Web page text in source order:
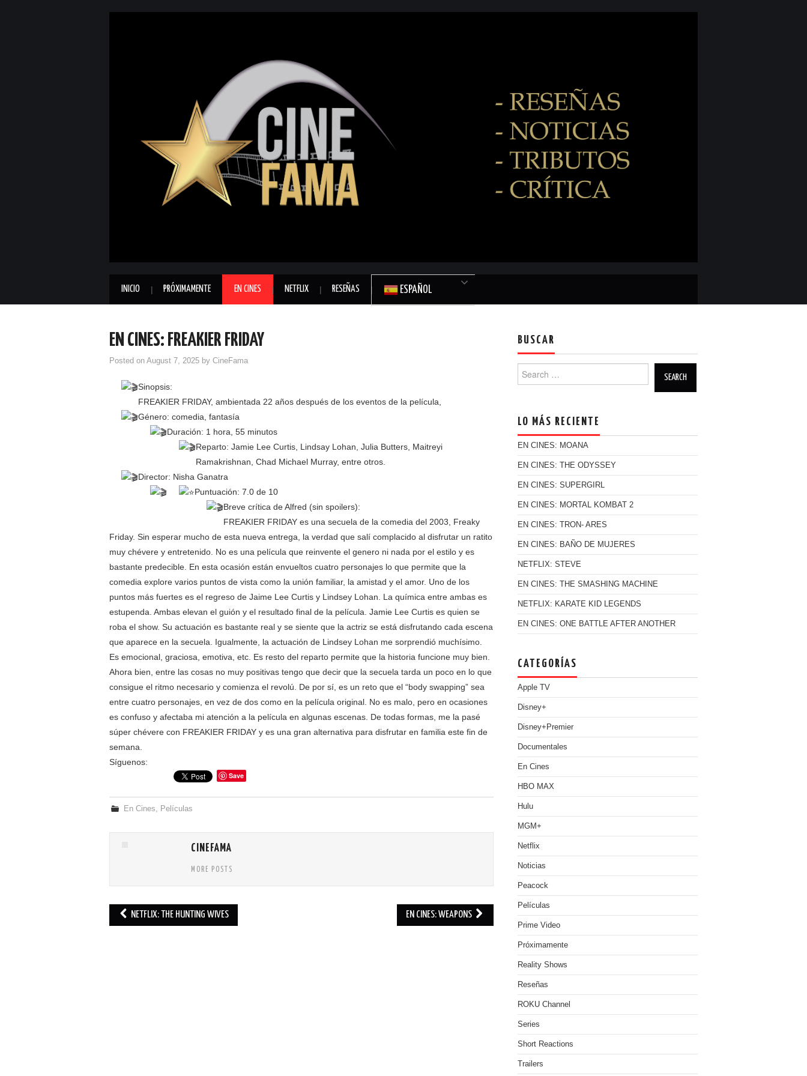
INICIO PRÓXIMAMENTE EN CINES NETFLIX RESEÑAS ESPAÑOL
EN CINES: FREAKIER FRIDAY
Posted on August 7, 2025 by CineFama
Sinopsis:
FREAKIER FRIDAY, ambientada 22 años después de los eventos de la película,
Género: comedia, fantasía
Duración: 1 hora, 55 minutos
Reparto: Jamie Lee Curtis, Lindsay Lohan, Julia Butters, Maitreyi
Ramakrishnan, Chad Michael Murray, entre otros.
Director: Nisha Ganatra
Puntuación: 7.0 de 10
Breve crítica de Alfred (sin spoilers):
FREAKIER FRIDAY es una secuela de la comedia del 2003, Freaky
Friday. Sin esperar mucho de esta nueva entrega, la verdad que salí complacido al disfrutar un ratito
muy chévere y entretenido. No es una película que reinvente el genero ni nada por el estilo y es
bastante predecible. En esta ocasión están envueltos cuatro personajes lo que permite que la
comedia explore varios puntos de vista como la unión familiar, la amistad y el amor. Uno de los
puntos más fuertes es el regreso de Jaime Lee Curtis y Lindsey Lohan. La química entre ambas es
estupenda. Ambas elevan el guión y el resultado final de la película. Jamie Lee Curtis es quien se
roba el show. Su actuación es bastante real y se siente que la actriz se está disfrutando cada escena
que aparece en la secuela. Igualmente, la actuación de Lindsey Lohan me sorprendió muchísimo.
Es emocional, graciosa, emotiva, etc. Es resto del reparto permite que la historia funcione muy bien.
Ahora bien, entre las cosas no muy positivas tengo que decir que la secuela tarda un poco en lo que
consigue el ritmo necesario y comienza el revolú. De por sí, es un reto que el “body swapping” sea
entre cuatro personajes, en vez de dos como en la película original. No es malo, pero en ocasiones
es confuso y afectaba mi atención a la película en algunas escenas. De todas formas, me la pasé
súper chévere con FREAKIER FRIDAY y es una gran alternativa para disfrutar en familia este fin de
semana.
Síguenos:
Save
En Cines, Películas
CINEFAMA
MORE POSTS
NETFLIX: THE HUNTING WIVES EN CINES: WEAPONS
BUSCAR
Search for:
LO MÁS RECIENTE
EN CINES: MOANA
EN CINES: THE ODYSSEY
EN CINES: SUPERGIRL
EN CINES: MORTAL KOMBAT 2
EN CINES: TRON- ARES
EN CINES: BAÑO DE MUJERES
NETFLIX: STEVE
EN CINES: THE SMASHING MACHINE
NETFLIX: KARATE KID LEGENDS
EN CINES: ONE BATTLE AFTER ANOTHER
CATEGORÍAS
Apple TV
Disney+
Disney+Premier
Documentales
En Cines
HBO MAX
Hulu
MGM+
Netflix
Noticias
Peacock
Películas
Prime Video
Próximamente
Reality Shows
Reseñas
ROKU Channel
Series
Short Reactions
Trailers